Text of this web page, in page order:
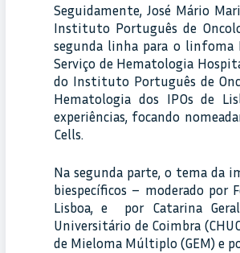
Seguidamente, José Mário
Instituto Português de
segunda linha para o linfoma
Serviço de Hematologia
do Instituto Português de
Hematologia dos IPOs de
experiências, focando
Cells.
Na segunda parte, o tema da
biespecíficos – moderado por
Lisboa, e por Catarina
Universitário de Coimbra
de Mieloma Múltiplo (GEM) e